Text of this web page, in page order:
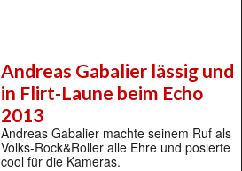
Andreas Gabalier lässig und
in Flirt-Laune beim Echo
2013
Andreas Gabalier machte seinem Ruf als
Volks-Rock&Roller alle Ehre und posierte
cool für die Kameras.